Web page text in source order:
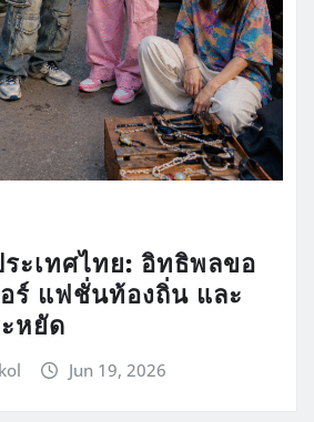
ะเทศไทย: อิทธิพลขอ
ร์ แฟชั่นท้องถิ่น และ
หยัด
Jun 19, 2026